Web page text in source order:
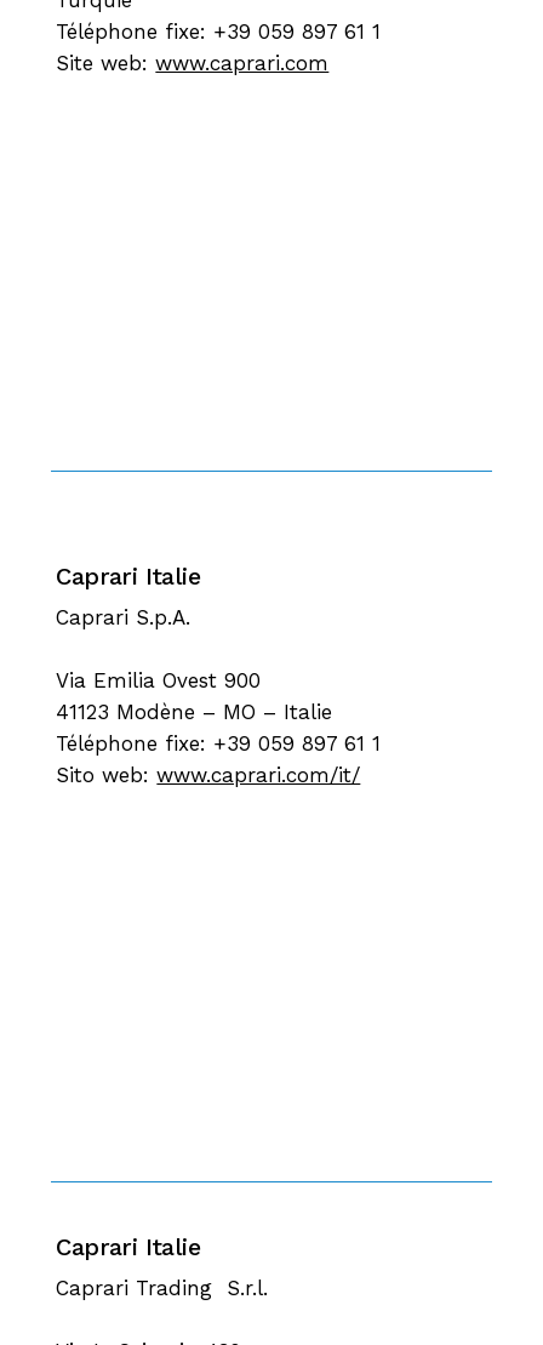
Téléphone fixe: +39 059 897 61 1
Site web:www.caprari.com
Caprari Italie
Caprari S.p.A.
Via Emilia Ovest 900
41123 Modène – MO – Italie
Téléphone fixe: +39 059 897 61 1
Sito web:www.caprari.com/it/
Caprari Italie
Caprari Trading S.r.l.